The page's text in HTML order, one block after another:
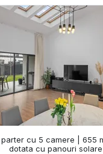
cu 5 camere | 655
dotata cu panouri solare